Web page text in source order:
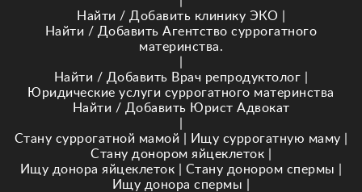
Найти / Добавить клинику ЭКО
Найти / Добавить Агентство суррогатного
материнства.
Найти / Добавить Врач репродуктолог
Юридические услуги суррогатного материнства
Найти / Добавить Юрист Адвокат
Стану суррогатной мамой
Ищу суррогатную маму
Стану донором яйцеклеток
Ищу донора яйцеклеток
Стану донором спермы
Ищу донора спермы